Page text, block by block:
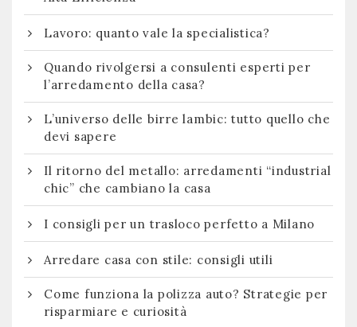
Lavoro: quanto vale la specialistica?
Quando rivolgersi a consulenti esperti per
l’arredamento della casa?
L’universo delle birre lambic: tutto quello che
devi sapere
Il ritorno del metallo: arredamenti “industrial
chic” che cambiano la casa
I consigli per un trasloco perfetto a Milano
Arredare casa con stile: consigli utili
Come funziona la polizza auto? Strategie per
risparmiare e curiosità